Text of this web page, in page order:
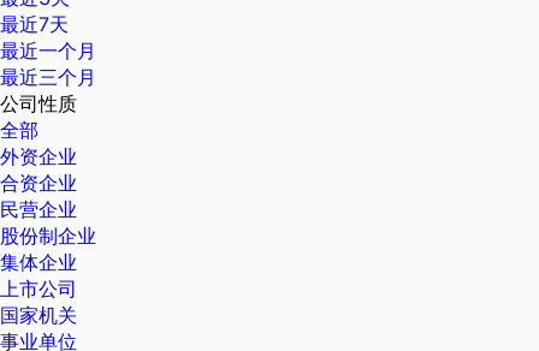
最近7天
最近一个月
最近三个月
公司性质
全部
外资企业
合资企业
民营企业
股份制企业
集体企业
上市公司
国家机关
事业单位